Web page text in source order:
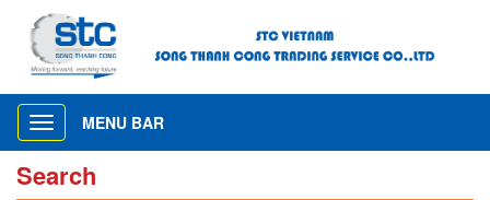
Toggle
navigation
MENU BAR
Search